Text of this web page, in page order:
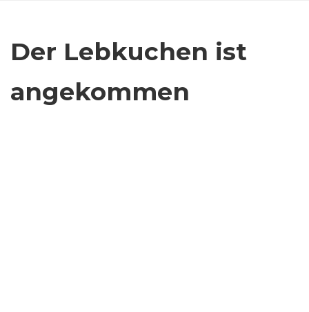
Der Lebkuchen ist
angekommen